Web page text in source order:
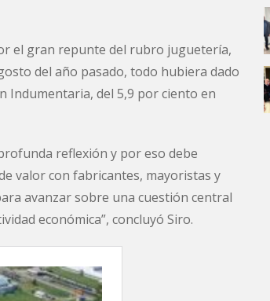
el gran repunte del rubro juguetería,
del año pasado, todo hubiera dado
Indumentaria, del 5,9 por ciento en
reflexión y por eso debe
valor con fabricantes, mayoristas y
avanzar sobre una cuestión central
económica”, concluyó Siro.